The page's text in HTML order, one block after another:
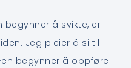
begynner å svikte, er
Jeg pleier å si til
begynner å oppføre